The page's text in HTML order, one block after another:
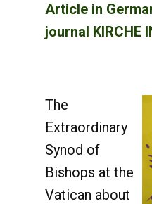
Article in
journal KIRCHE
The
Extraordinary
Synod of
Bishops at the
Vatican about